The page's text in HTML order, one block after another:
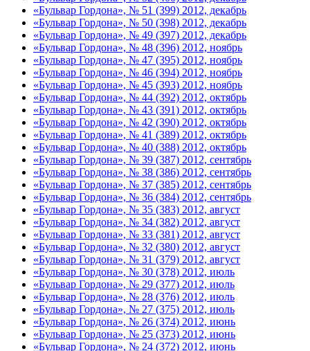
«Бульвар Гордона», № 51 (399) 2012, декабрь
«Бульвар Гордона», № 50 (398) 2012, декабрь
«Бульвар Гордона», № 49 (397) 2012, декабрь
«Бульвар Гордона», № 48 (396) 2012, ноябрь
«Бульвар Гордона», № 47 (395) 2012, ноябрь
«Бульвар Гордона», № 46 (394) 2012, ноябрь
«Бульвар Гордона», № 45 (393) 2012, ноябрь
«Бульвар Гордона», № 44 (392) 2012, октябрь
«Бульвар Гордона», № 43 (391) 2012, октябрь
«Бульвар Гордона», № 42 (390) 2012, октябрь
«Бульвар Гордона», № 41 (389) 2012, октябрь
«Бульвар Гордона», № 40 (388) 2012, октябрь
«Бульвар Гордона», № 39 (387) 2012, сентябрь
«Бульвар Гордона», № 38 (386) 2012, сентябрь
«Бульвар Гордона», № 37 (385) 2012, сентябрь
«Бульвар Гордона», № 36 (384) 2012, сентябрь
«Бульвар Гордона», № 35 (383) 2012, август
«Бульвар Гордона», № 34 (382) 2012, август
«Бульвар Гордона», № 33 (381) 2012, август
«Бульвар Гордона», № 32 (380) 2012, август
«Бульвар Гордона», № 31 (379) 2012, август
«Бульвар Гордона», № 30 (378) 2012, июль
«Бульвар Гордона», № 29 (377) 2012, июль
«Бульвар Гордона», № 28 (376) 2012, июль
«Бульвар Гордона», № 27 (375) 2012, июль
«Бульвар Гордона», № 26 (374) 2012, июнь
«Бульвар Гордона», № 25 (373) 2012, июнь
«Бульвар Гордона», № 24 (372) 2012, июнь